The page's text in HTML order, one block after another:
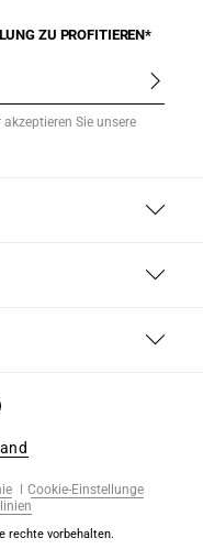
ZU PROFITIEREN*
Sie unsere
Cookie-Einstellunge
rechte vorbehalten.